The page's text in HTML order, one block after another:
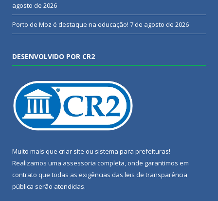
agosto de 2026
Porto de Moz é destaque na educação! 7 de agosto de 2026
DESENVOLVIDO POR CR2
Muito mais que criar site ou sistema para prefeituras!
Realizamos uma assessoria completa, onde garantimos em
contrato que todas as exigências das leis de transparência
pública serão atendidas.